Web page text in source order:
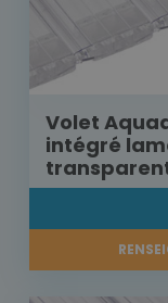
Volet
intégré